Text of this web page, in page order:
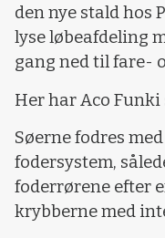
den nye stald hos
lyse løbeafdeling
gang ned til fare-
Her har Aco
Søerne fodres
fodersystem,
foderrørene efter
krybberne med